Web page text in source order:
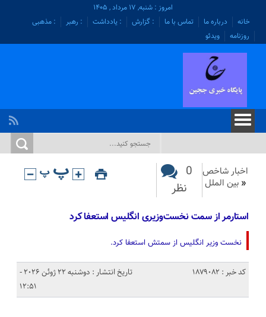
امروز : شنبه, ۱۷ مرداد , ۱۴۰۵
خانه
درباره ما تماس با ما : گزارش : یادداشت : رهبر
: مذهبی
روزنامه
ویدئو
اخبار شاخص
« بین الملل
0
نظر
استارمر از سمت نخست‌وزیری انگلیس استعفا کرد
نخست وزیر انگلیس از سمتش استعفا کرد.
کد خبر : 1879082
تاریخ انتشار : دوشنبه 22 ژوئن 2026 -
12:51